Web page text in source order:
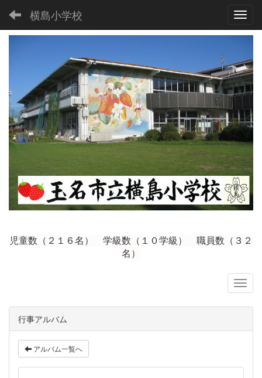
横島小学校
児童数（２１６名） 学級数（１０学級） 職員数（３２
名）
行事アルバム
アルバム一覧へ